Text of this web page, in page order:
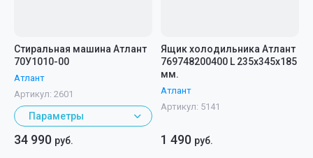
Стиральная машина Атлант
70У1010-00
Атлант
Артикул: 2601
Параметры
34 990 руб.
Ящик холодильника Атлант
769748200400 L 235x345x185
мм.
Атлант
Артикул: 5141
1 490 руб.